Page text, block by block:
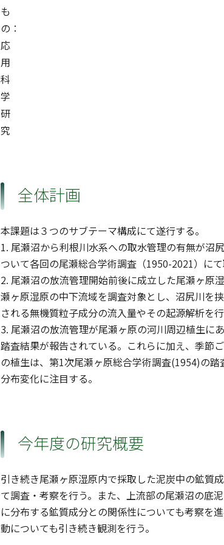
も
の：
応
用
科
学
研
究
全体計画
本課題は３つのサブテーマ構成にて遂行する。
1. 尾瀬沼から利根川水系への取水管理の有無が沼
ついて各回の尾瀬総合学術調査（1950-2021）に
2. 尾瀬沼の放流管理開始前後に成立した尾瀬ヶ原
瀬ヶ原湿原の中下流域を調査対象とし、沼尻川を
される無機質粒子成分の流入量やその起源解析を行
3. 尾瀬沼の放流管理が尾瀬ヶ原の河川周辺植生に
踏査結果が報告されている。これらに加え、季節
の植生は、第1次尾瀬ヶ原総合学術調査(1954)の
分布変化に注目する。
今年度の研究概要
引き続き尾瀬ヶ原湿原内で採取した泥炭中の鉱質
て調査・考察を行う。また、上流部の尾瀬沼の底
に分布する鉱質成分との関係性についても考察を
動についても引き続き観測を行う。